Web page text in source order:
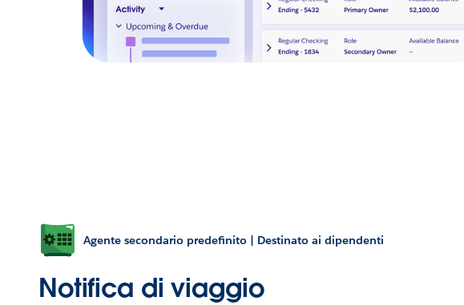
Agente secondario predefinito | Destinato ai dipendenti
Notifica di viaggio